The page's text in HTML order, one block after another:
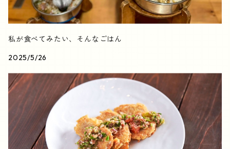
私が食べてみたい、そんなごはん
2025/5/26